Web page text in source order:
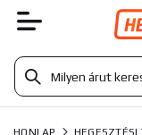
HONLAP
HEGESZTÉSI